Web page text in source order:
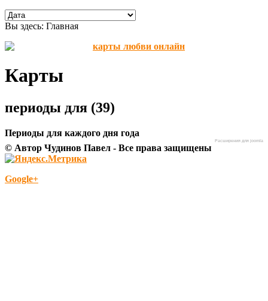
Вы здесь: Главная
Карты
периоды для (39)
Периоды для каждого дня года
Расширения для joomla
© Автор Чудинов Павел - Все права защищены
Google+